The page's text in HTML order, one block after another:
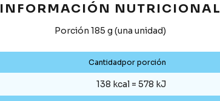
INFORMACIÓN NUTRICIONAL
Porción 185 g (una unidad)
Cantidadpor porción
138 kcal = 578 kJ